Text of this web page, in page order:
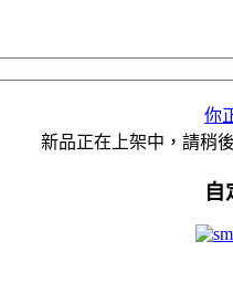
你
新品正在上架中，請稍
自